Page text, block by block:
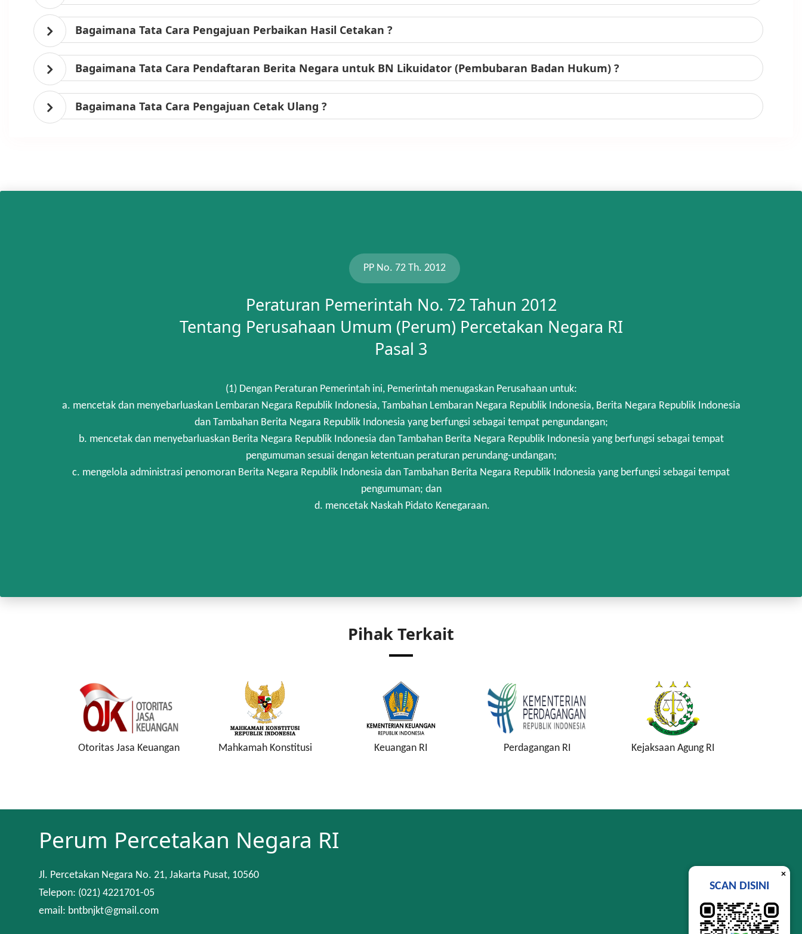
Bagaimana Tata Cara Pengajuan Perbaikan Hasil Cetakan ?
Bagaimana Tata Cara Pendaftaran Berita Negara untuk BN Likuidator (Pembubaran Badan Hukum) ?
Bagaimana Tata Cara Pengajuan Cetak Ulang ?
PP No. 72 Th. 2012
Peraturan Pemerintah No. 72 Tahun 2012
Tentang Perusahaan Umum (Perum) Percetakan Negara RI
Pasal 3
(1) Dengan Peraturan Pemerintah ini, Pemerintah menugaskan Perusahaan untuk:
a. mencetak dan menyebarluaskan Lembaran Negara Republik Indonesia, Tambahan Lembaran Negara Republik Indonesia, Berita Negara Republik Indonesia
dan Tambahan Berita Negara Republik Indonesia yang berfungsi sebagai tempat pengundangan;
b. mencetak dan menyebarluaskan Berita Negara Republik Indonesia dan Tambahan Berita Negara Republik Indonesia yang berfungsi sebagai tempat
pengumuman sesuai dengan ketentuan peraturan perundang-undangan;
c. mengelola administrasi penomoran Berita Negara Republik Indonesia dan Tambahan Berita Negara Republik Indonesia yang berfungsi sebagai tempat
pengumuman; dan
d. mencetak Naskah Pidato Kenegaraan.
Pihak Terkait
Otoritas Jasa Keuangan Mahkamah Konstitusi Keuangan RI Perdagangan RI Kejaksaan Agung RI
Perum Percetakan Negara RI
Jl. Percetakan Negara No. 21, Jakarta Pusat, 10560
Telepon: (021) 4221701-05
email: bntbnjkt@gmail.com
×
SCAN DISINI